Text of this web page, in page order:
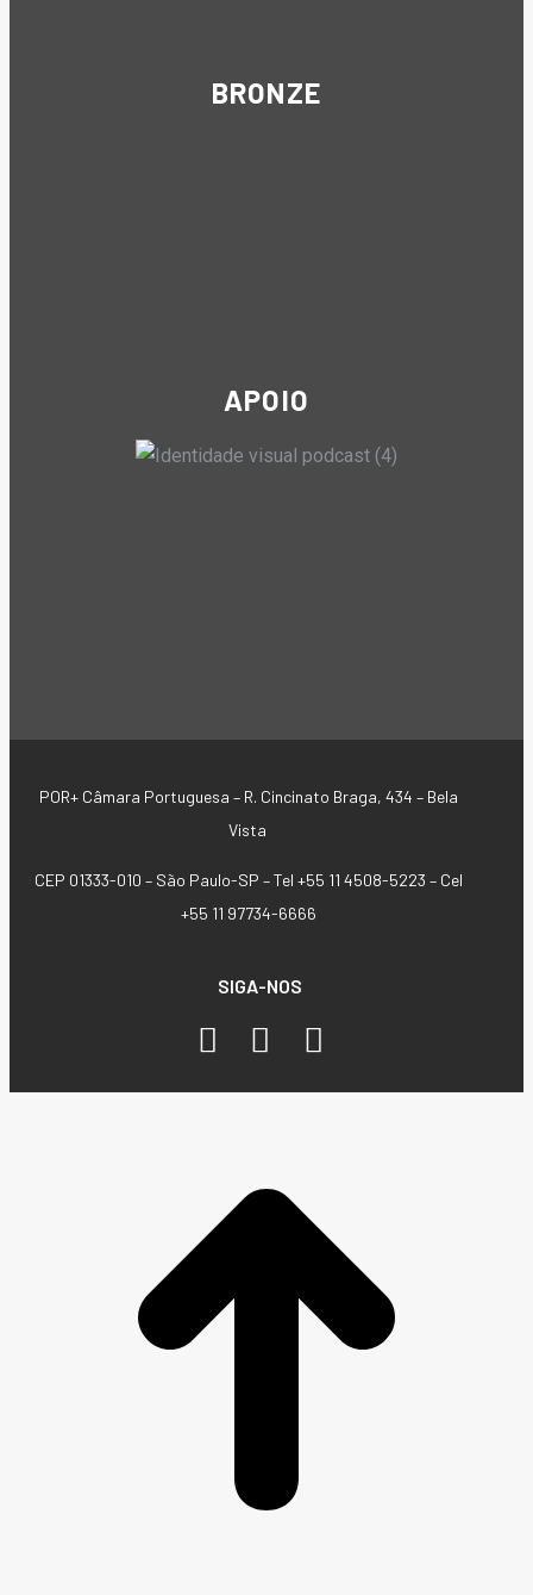
BRONZE
APOIO
POR+ Câmara Portuguesa – R. Cincinato Braga, 434 – Bela
Vista
CEP 01333-010 – São Paulo-SP –Tel +55 11 4508-5223 – Cel
+55 11 97734-6666
SIGA-NOS